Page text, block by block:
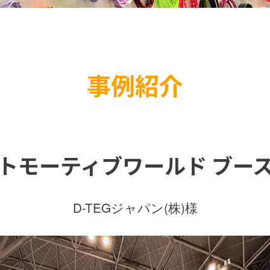
事例紹介
モーティブワールド ブー
D-TEGジャパン(株)様